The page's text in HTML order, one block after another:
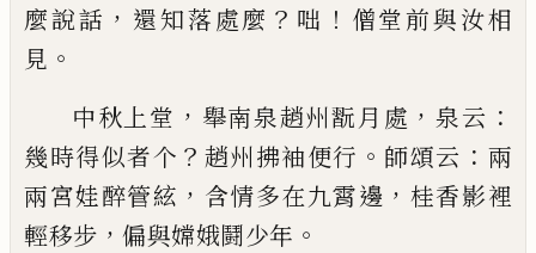
麼說話 ， 還知落處麼 ？ 咄 ！ 僧堂前與汝相
見 。
中秋上堂 ， 舉南泉趙州翫月處 ，泉云 ：
幾時得似者个 ？ 趙州拂袖便行 。 師頌云 ： 兩
兩宮娃醉管絃 ， 含情多在九霄邊 ， 桂香影裡
輕移步 ， 偏與嫦娥鬪少年 。